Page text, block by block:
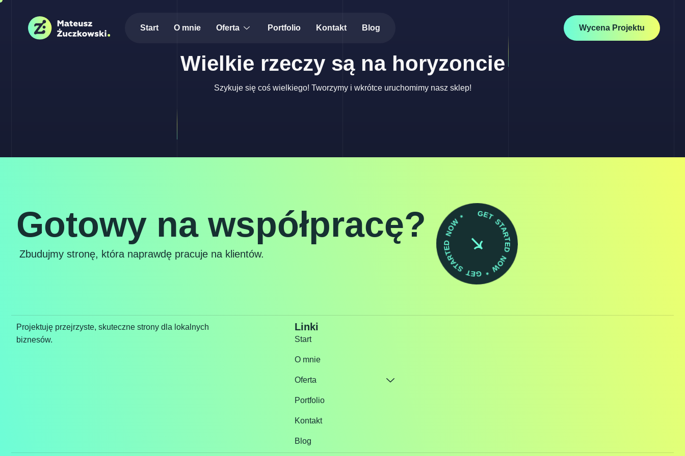
Start O mnie Oferta Portfolio Kontakt Blog Wycena Projektu
Wielkie rzeczy są na horyzoncie
Szykuje się coś wielkiego! Tworzymy i wkrótce uruchomimy nasz sklep!
Gotowy na współpracę?
Zbudujmy stronę, która naprawdę pracuje na klientów. GET STARTED NOW * GET STARTED NOW *
Projektuję przejrzyste, skuteczne strony dla lokalnych
biznesów.
Linki
Start
O mnie
Oferta
Portfolio
Kontakt
Blog